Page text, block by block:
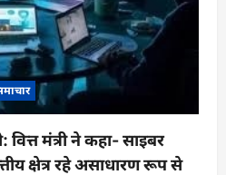
मंत्री ने कहा- साइबर
क्षेत्र रहे असाधारण रूप से